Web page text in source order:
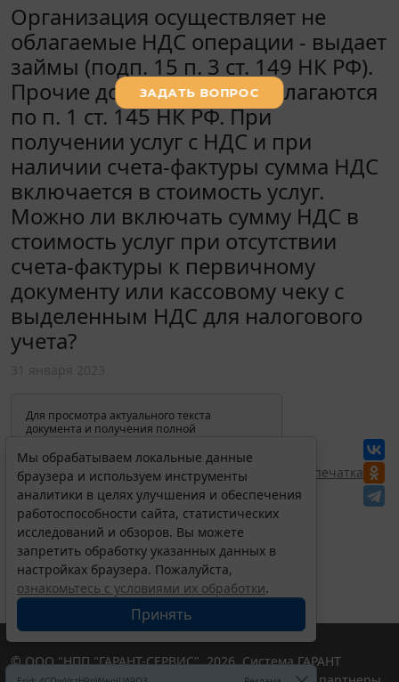
Организация осуществляет не
облагаемые НДС операции - выдает
займы (подп. 15 п. 3 ст. 149 НК РФ).
Прочие доходы НДС не облагаются
по п. 1 ст. 145 НК РФ. При
получении услуг с НДС и при
наличии счета-фактуры сумма НДС
включается в стоимость услуг.
Можно ли включать сумму НДС в
стоимость услуг при отсутствии
счета-фактуры к первичному
документу или кассовому чеку с
выделенным НДС для налогового
учета?
Для просмотра актуального текста
документа и получения полной
изменениях и порядке применения
документа, воспользуйтесь поиском в
Интернет-версии системы ГАРАНТ:
Перепечатка
Мы обрабатываем локальные данные
браузера и используем инструменты
аналитики в целях улучшения и обеспечения
работоспособности сайта, статистических
исследований и обзоров. Вы можете
запретить обработку указанных данных в
настройках браузера. Пожалуйста,
ознакомьтесь с условиями их обработки.
Принять
© ООО "НПП "ГАРАНТ-СЕРВИС", 2026. Система ГАРАНТ